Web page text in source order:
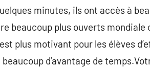
minutes, ils ont accès à
beaucoup plus ouverts
plus motivant pour les élèves
d’avantage de